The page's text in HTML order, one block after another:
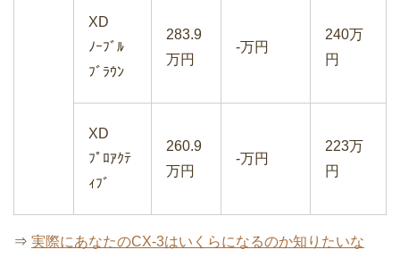
XD
ﾉｰﾌﾞﾙ
ﾌﾞﾗｳﾝ
283.9
万円
-万円
240万
円
XD
ﾌﾟﾛｱｸﾃ
ｨﾌﾞ
260.9
万円
-万円
223万
円
⇒ 実際にあなたのCX-3はいくらになるのか知りたいな